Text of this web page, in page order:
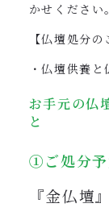
かせください。
【仏壇処分の
・仏壇供養
お手元の仏
と
①ご処分予
『金仏壇